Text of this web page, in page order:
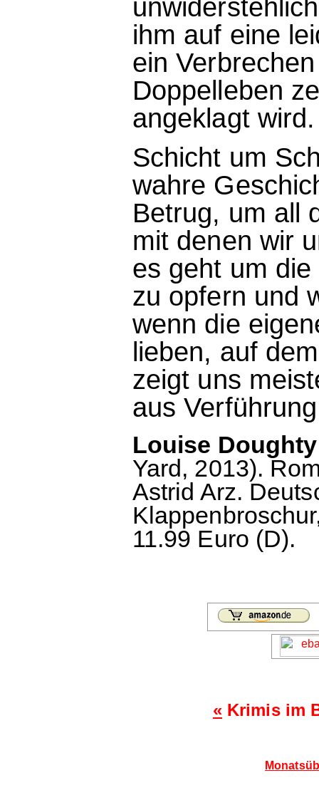
ihm auf eine
ein
Doppelleben
angeklagt wird.
Schicht um
wahre
Betrug, um all
mit denen wir
es geht um
zu opfern und
wenn die
lieben, auf
zeigt uns
aus
Louise
Yard, 2013).
Astrid Arz.
11.99 Euro (D).
«Krimis im